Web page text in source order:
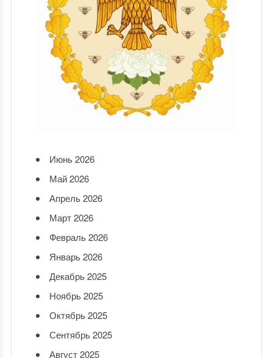
Июнь 2026
Май 2026
Апрель 2026
Март 2026
Февраль 2026
Январь 2026
Декабрь 2025
Ноябрь 2025
Октябрь 2025
Сентябрь 2025
Август 2025